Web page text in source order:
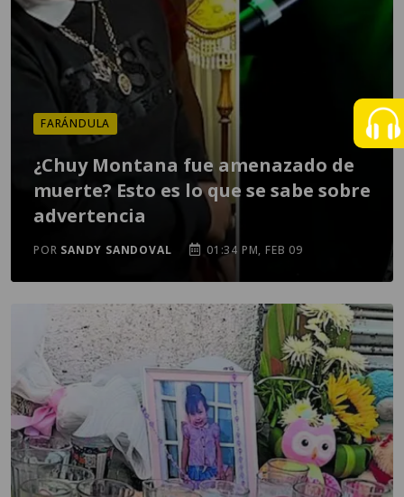
FARÁNDULA
¿Chuy Montana fue amenazado de
muerte? Esto es lo que se sabe sobre
advertencia
POR SANDY SANDOVAL 01:34 PM, FEB 09